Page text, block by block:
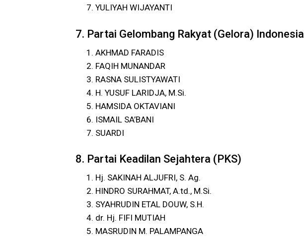
YULIYAH WIJAYANTI
7. Partai Gelombang Rakyat (Gelora) Indonesia
AKHMAD FARADIS
FAQIH MUNANDAR
RASNA SULISTYAWATI
H. YUSUF LARIDJA, M.Si.
HAMSIDA OKTAVIANI
ISMAIL SA’BANI
SUARDI
8. Partai Keadilan Sejahtera (PKS)
Hj. SAKINAH ALJUFRI, S. Ag.
HINDRO SURAHMAT, A.td., M.Si.
SYAHRUDIN ETAL DOUW, S.H.
dr. Hj. FIFI MUTIAH
MASRUDIN M. PALAMPANGA